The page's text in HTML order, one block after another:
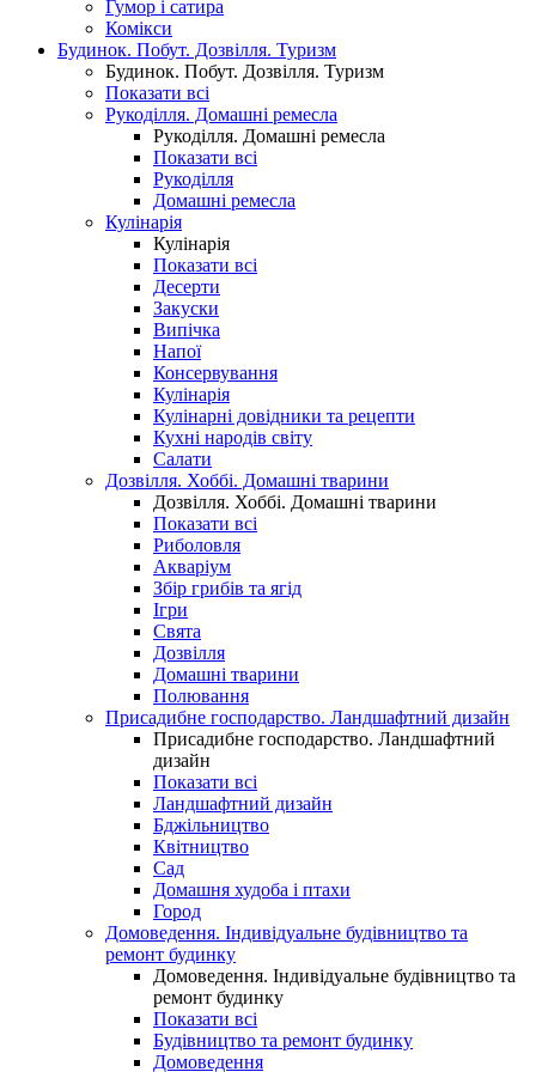
Гумор і сатира
Комікси
Будинок. Побут. Дозвілля. Туризм
Будинок. Побут. Дозвілля. Туризм
Показати всі
Рукоділля. Домашні ремесла
Рукоділля. Домашні ремесла
Показати всі
Рукоділля
Домашні ремесла
Кулінарія
Кулінарія
Показати всі
Десерти
Закуски
Випічка
Напої
Консервування
Кулінарія
Кулінарні довідники та рецепти
Кухні народів світу
Салати
Дозвілля. Хоббі. Домашні тварини
Дозвілля. Хоббі. Домашні тварини
Показати всі
Риболовля
Акваріум
Збір грибів та ягід
Ігри
Свята
Дозвілля
Домашні тварини
Полювання
Присадибне господарство. Ландшафтний дизайн
Присадибне господарство. Ландшафтний
дизайн
Показати всі
Ландшафтний дизайн
Бджільництво
Квітництво
Сад
Домашня худоба і птахи
Город
Домоведення. Індивідуальне будівництво та
ремонт будинку
Домоведення. Індивідуальне будівництво та
ремонт будинку
Показати всі
Будівництво та ремонт будинку
Домоведення